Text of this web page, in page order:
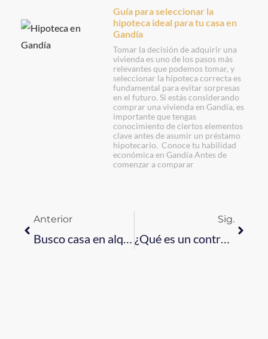
Guía para seleccionar la
hipoteca ideal para tu casa en
Gandía
Tomar la decisión de adquirir una
vivienda es uno de los pasos más
relevantes que podemos tomar, y
seleccionar la hipoteca correcta es
fundamental para evitar sorpresas
en el futuro. Si estás considerando
comprar una vivienda en Gandía, es
importante que tengas
conocimiento de ciertos elementos
clave antes de asumir un préstamo
hipotecario. Conoce tu habilidad
económica en Gandía Antes de
comenzar a comparar
Anterior
Busco casa en alquiler: elementos a tener en cuenta
Sig.
¿Qué es un contrato de arras en una vivienda?